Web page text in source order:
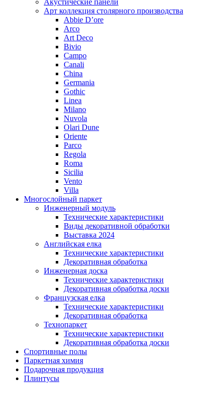
Акустические панели
Арт коллекция столярного производства
Abbie D’ore
Arco
Art Deco
Bivio
Campo
Canali
China
Germania
Gothic
Linea
Milano
Nuvola
Olari Dune
Oriente
Parco
Regola
Roma
Sicilia
Vento
Villa
Многослойный паркет
Инженерный модуль
Технические характеристики
Виды декоративной обработки
Выставка 2024
Английская елка
Технические характеристики
Декоративная обработка
Инженерная доска
Технические характеристики
Декоративная обработка доски
Французская елка
Технические характеристики
Декоративная обработка
Технопаркет
Технические характеристики
Декоративная обработка доски
Спортивные полы
Паркетная химия
Подарочная продукция
Плинтусы